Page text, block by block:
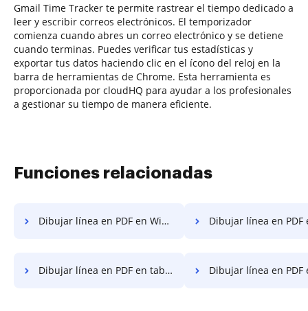
Gmail Time Tracker te permite rastrear el tiempo dedicado a
leer y escribir correos electrónicos. El temporizador
comienza cuando abres un correo electrónico y se detiene
cuando terminas. Puedes verificar tus estadísticas y
exportar tus datos haciendo clic en el ícono del reloj en la
barra de herramientas de Chrome. Esta herramienta es
proporcionada por cloudHQ para ayudar a los profesionales
a gestionar su tiempo de manera eficiente.
Funciones relacionadas
Dibujar línea en PDF en Windows Dibujar línea en PDF en
Dibujar línea en PDF en tableta Dibujar línea en PDF en el